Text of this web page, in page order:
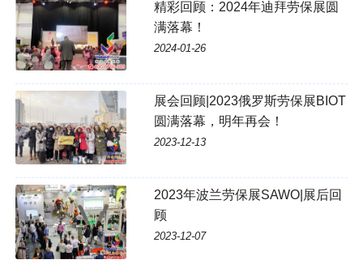
精彩回顾：2024年迪拜劳保展圆
满落幕！
2024-01-26
展会回顾|2023俄罗斯劳保展BIOT
圆满落幕，明年再会！
2023-12-13
2023年波兰劳保展SAWO|展后回
顾
2023-12-07